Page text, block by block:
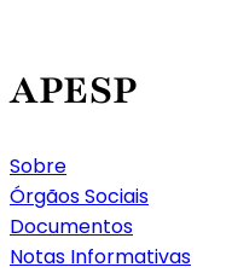
APESP
Sobre
Órgãos Sociais
Documentos
Notas Informativas